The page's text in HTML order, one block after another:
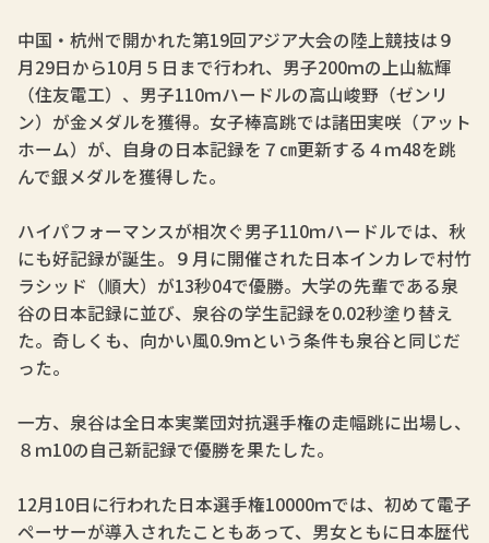
中国・杭州で開かれた第19回アジア大会の陸上競技は９
月29日から10月５日まで行われ、男子200ｍの上山紘輝
（住友電工）、男子110ｍハードルの高山峻野（ゼンリ
ン）が金メダルを獲得。女子棒高跳では諸田実咲（アット
ホーム）が、自身の日本記録を７㎝更新する４ｍ48を跳
んで銀メダルを獲得した。
ハイパフォーマンスが相次ぐ男子110ｍハードルでは、秋
にも好記録が誕生。９月に開催された日本インカレで村竹
ラシッド（順大）が13秒04で優勝。大学の先輩である泉
谷の日本記録に並び、泉谷の学生記録を0.02秒塗り替え
た。奇しくも、向かい風0.9ｍという条件も泉谷と同じだ
った。
一方、泉谷は全日本実業団対抗選手権の走幅跳に出場し、
８ｍ10の自己新記録で優勝を果たした。
12月10日に行われた日本選手権10000ｍでは、初めて電子
ペーサーが導入されたこともあって、男女ともに日本歴代